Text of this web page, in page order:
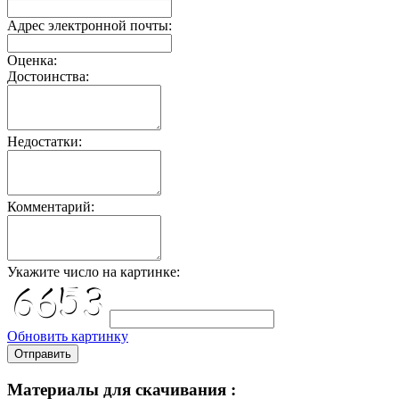
Адрес электронной почты:
Оценка:
Достоинства:
Недостатки:
Комментарий:
Укажите число на картинке:
Обновить картинку
Отправить
Материалы для скачивания :